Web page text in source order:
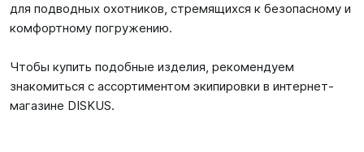
для подводных охотников, стремящихся к безопасному и
комфортному погружению.
Чтобы купить подобные изделия, рекомендуем
знакомиться с ассортиментом экипировки в интернет-
магазине DISKUS.